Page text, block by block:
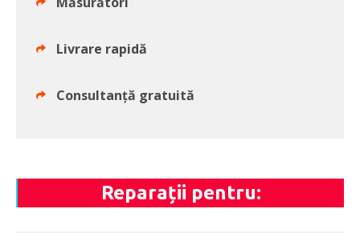
Livrare rapidă
Consultanță gratuită
Reparații pentru: